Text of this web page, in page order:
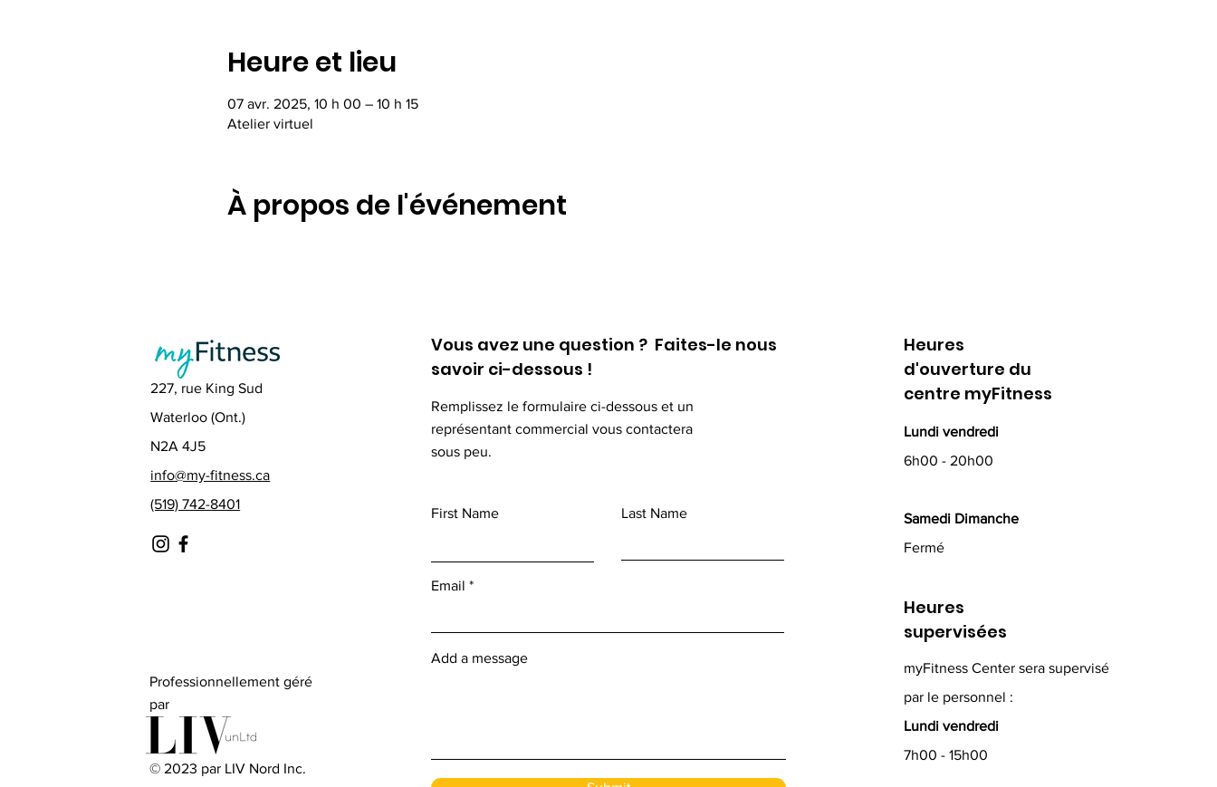
Heure et lieu
07 avr. 2025, 10 h 00 – 10 h 15
Atelier virtuel
À propos de l'événement
227, rue King Sud
Waterloo (Ont.)
N2A 4J5
info@my-fitness.ca
(519) 742-8401
Professionnellement géré
par
© 2023 par LIV Nord Inc.
Vous avez une question ? Faites-le nous
savoir ci-dessous !
Remplissez le formulaire ci-dessous et un
représentant commercial vous contactera
sous peu.
First Name Last Name
Email
Add a message
Heures
d'ouverture du
centre myFitness
Lundi vendredi
6h00 - 20h00
Samedi Dimanche
Fermé
Heures
supervisées
myFitness Center sera supervisé
par le personnel :
Lundi vendredi
7h00 - 15h00